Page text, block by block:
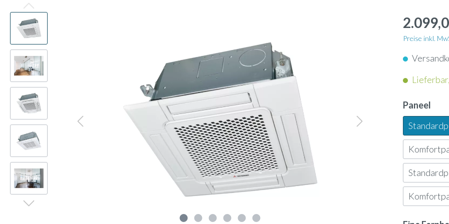
Kanalgeräte
Truhengeräte
Truheneinbaugeräte
Türluftschleier
Tower-Geräte
Wärmetauscher Anschlussmodule
Präsenzmelder
WLAN-Adapter Dampflanze
Frostschutzventil CompTrol Ultraschallbefeuchter
Schlammabscheider Ferritkern
Adapter-Verbinder-Set CO2-Sensor 3-Wege-Ventil
Transformator Modbus-Gateway Umkehrosmose-
Preise inkl.
Paneel